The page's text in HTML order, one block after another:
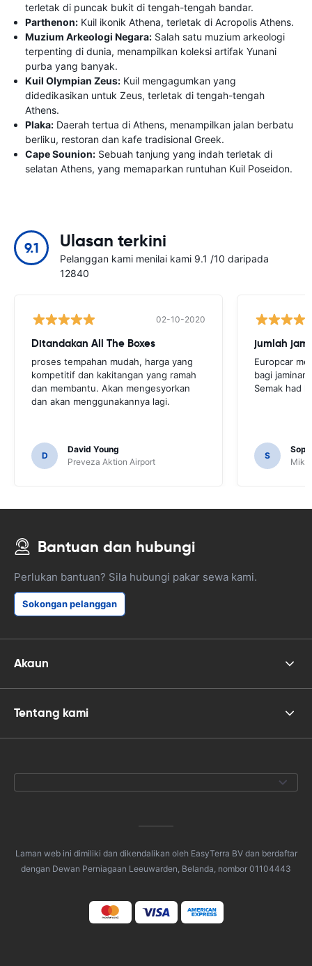
terletak di puncak bukit di tengah-tengah bandar.
Parthenon: Kuil ikonik Athena, terletak di Acropolis Athens.
Muzium Arkeologi Negara: Salah satu muzium arkeologi
terpenting di dunia, menampilkan koleksi artifak Yunani
purba yang banyak.
Kuil Olympian Zeus: Kuil mengagumkan yang
didedikasikan untuk Zeus, terletak di tengah-tengah
Athens.
Plaka: Daerah tertua di Athens, menampilkan jalan berbatu
berliku, restoran dan kafe tradisional Greek.
Cape Sounion: Sebuah tanjung yang indah terletak di
selatan Athens, yang memaparkan runtuhan Kuil Poseidon.
9.1 Ulasan terkini
Pelanggan kami menilai kami 9.1 /10 daripada
12840
02-10-2020
Ditandakan All The Boxes
proses tempahan mudah, harga yang
kompetitif dan kakitangan yang ramah
dan membantu. Akan mengesyorkan
dan akan menggunakannya lagi.
D
David Young
Preveza Aktion Airport
jumlah
Europcar
bagi
Semak had
S
Bantuan dan hubungi
Perlukan bantuan? Sila hubungi pakar sewa kami.
Sokongan pelanggan
Akaun
Tentang kami
Laman web ini dimiliki dan dikendalikan oleh EasyTerra BV dan berdaftar
dengan Dewan Perniagaan Leeuwarden, Belanda, nombor 01104443